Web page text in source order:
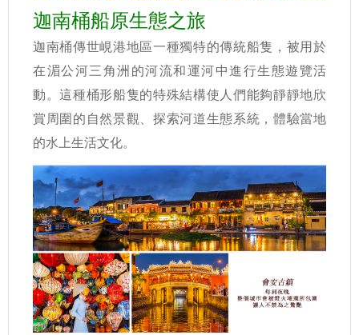
迦南桶船原生態之旅
迦南桶傳世峴港地區一種獨特的傳統船隻，被用於
在湄公河三角洲的河流和運河中進行生態遊覽活
動。這種桶形船隻的特殊結構使人們能夠靜靜地欣
賞周圍的自然景觀、探索河道生態系統，體驗當地
的水上生活文化。